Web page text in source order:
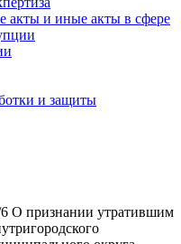
акты и иные акты в сфере
и защиты
О признании утратившим